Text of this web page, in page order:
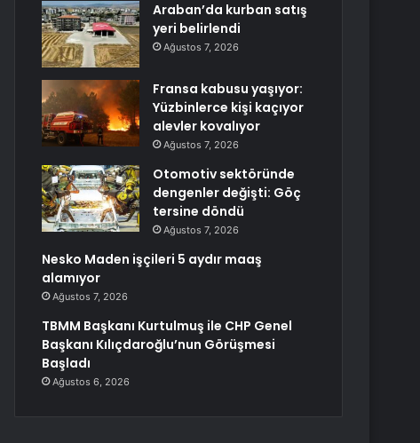
Araban’da kurban satış
yeri belirlendi
Ağustos 7, 2026
Fransa kabusu yaşıyor:
Yüzbinlerce kişi kaçıyor
alevler kovalıyor
Ağustos 7, 2026
Otomotiv sektöründe
dengenler değişti: Göç
tersine döndü
Ağustos 7, 2026
Nesko Maden işçileri 5 aydır maaş
alamıyor
Ağustos 7, 2026
TBMM Başkanı Kurtulmuş ile CHP Genel
Başkanı Kılıçdaroğlu’nun Görüşmesi
Başladı
Ağustos 6, 2026